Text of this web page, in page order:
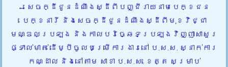
← សេចក្ដីជូនដំណឹងស្ដីពីបញ្ជីរាយនាមបេក្ខជន
បេក្ខនារី និងសេចក្ដីជូនដំណឹងស្ដីពីមុខវិជ្ជា
មណ្ឌលប្រឡង និងកាលបរិច្ឆេទប្រឡងវិញ្ញាសាសួរ
ផ្ទាល់មាត់ ដើម្បីចូលបម្រើការងារនៅ ប.ស.ស. ស្នាក់ការ
កណ្ដាល និងនៅតាម សាខា ប.ស.ស. ខេត្ត សម្រាប់